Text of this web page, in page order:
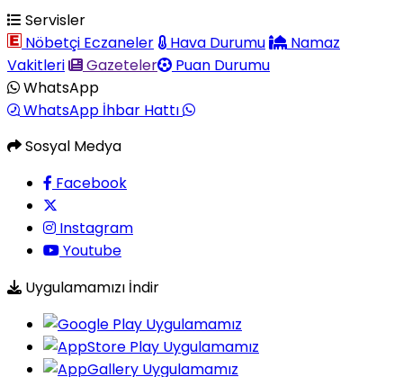
Servisler
Nöbetçi Eczaneler
Hava Durumu
Namaz
Vakitleri
Gazeteler
Puan Durumu
WhatsApp
WhatsApp İhbar Hattı
Sosyal Medya
Facebook
Instagram
Youtube
Uygulamamızı İndir